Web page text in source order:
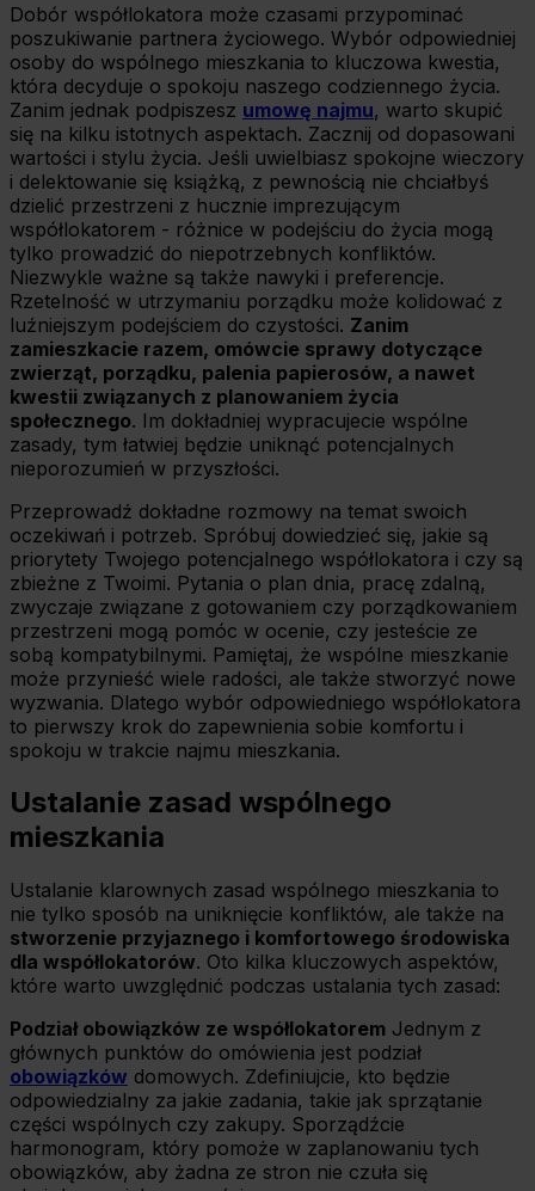
Dobór współlokatora może czasami przypominać
poszukiwanie partnera życiowego. Wybór odpowiedniej
osoby do wspólnego mieszkania to kluczowa kwestia,
która decyduje o spokoju naszego codziennego życia.
Zanim jednak podpiszesz umowę najmu, warto skupić
się na kilku istotnych aspektach. Zacznij od dopasowani
wartości i stylu życia. Jeśli uwielbiasz spokojne wieczory
i delektowanie się książką, z pewnością nie chciałbyś
dzielić przestrzeni z hucznie imprezującym
współlokatorem - różnice w podejściu do życia mogą
tylko prowadzić do niepotrzebnych konfliktów.
Niezwykle ważne są także nawyki i preferencje.
Rzetelność w utrzymaniu porządku może kolidować z
luźniejszym podejściem do czystości. Zanim
zamieszkacie razem, omówcie sprawy dotyczące
zwierząt, porządku, palenia papierosów, a nawet
kwestii związanych z planowaniem życia
społecznego. Im dokładniej wypracujecie wspólne
zasady, tym łatwiej będzie uniknąć potencjalnych
nieporozumień w przyszłości.
Przeprowadź dokładne rozmowy na temat swoich
oczekiwań i potrzeb. Spróbuj dowiedzieć się, jakie są
priorytety Twojego potencjalnego współlokatora i czy są
zbieżne z Twoimi. Pytania o plan dnia, pracę zdalną,
zwyczaje związane z gotowaniem czy porządkowaniem
przestrzeni mogą pomóc w ocenie, czy jesteście ze
sobą kompatybilnymi. Pamiętaj, że wspólne mieszkanie
może przynieść wiele radości, ale także stworzyć nowe
wyzwania. Dlatego wybór odpowiedniego współlokatora
to pierwszy krok do zapewnienia sobie komfortu i
spokoju w trakcie najmu mieszkania.
Ustalanie zasad wspólnego
mieszkania
Ustalanie klarownych zasad wspólnego mieszkania to
nie tylko sposób na uniknięcie konfliktów, ale także na
stworzenie przyjaznego i komfortowego środowiska
dla współlokatorów. Oto kilka kluczowych aspektów,
które warto uwzględnić podczas ustalania tych zasad:
Podział obowiązków ze współlokatorem Jednym z
głównych punktów do omówienia jest podział
obowiązków domowych. Zdefiniujcie, kto będzie
odpowiedzialny za jakie zadania, takie jak sprzątanie
części wspólnych czy zakupy. Sporządźcie
harmonogram, który pomoże w zaplanowaniu tych
obowiązków, aby żadna ze stron nie czuła się